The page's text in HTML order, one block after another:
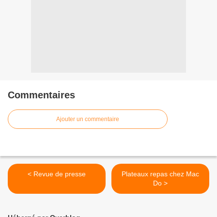
Commentaires
Ajouter un commentaire
< Revue de presse
Plateaux repas chez Mac
Do >